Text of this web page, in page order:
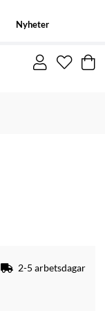
Nyheter
2-5 arbetsdagar